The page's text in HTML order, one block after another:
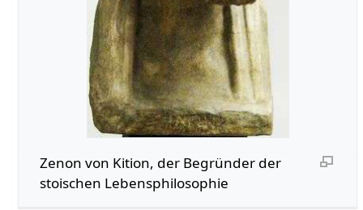
Zenon von Kition, der Begründer der
stoischen Lebensphilosophie